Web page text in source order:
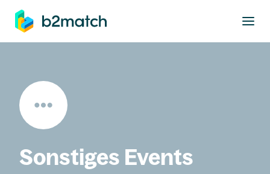
springen
Sonstiges Events